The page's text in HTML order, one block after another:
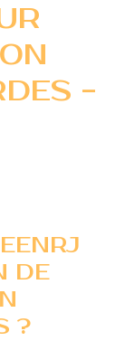
-
DE
?